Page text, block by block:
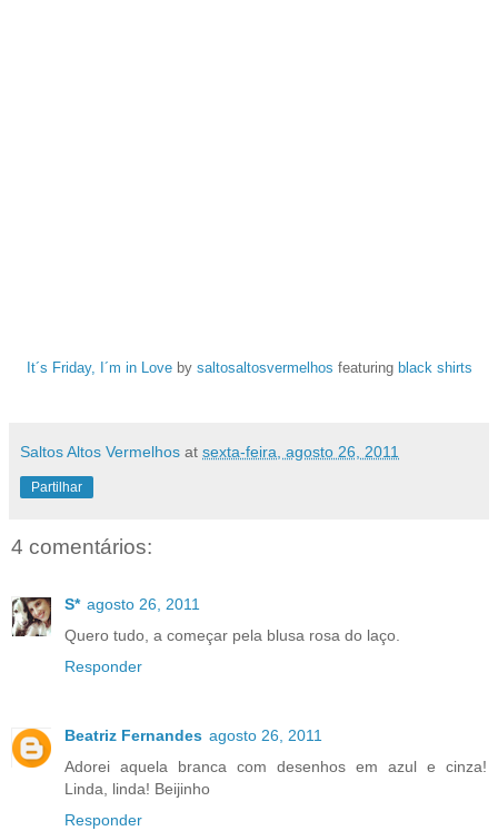
It´s Friday, I´m in Loveby saltosaltosvermelhos featuring black shirts
Saltos Altos Vermelhos at sexta-feira, agosto 26, 2011
Partilhar
4 comentários:
S* agosto 26, 2011
Quero tudo, a começar pela blusa rosa do laço.
Responder
Beatriz Fernandes agosto 26, 2011
Adorei aquela branca com desenhos em azul e cinza!
Linda, linda! Beijinho
Responder